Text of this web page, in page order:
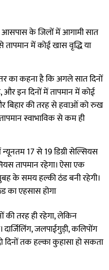
के जिलों में आगामी सात
में कोई खास वृद्धि या
का कहना है कि अगले सात दिनों
इन दिनों में तापमान में कोई
और बिहार की तरह से हवाओं को रुख
स्वाभाविक से कम ही
17 से 19 डिग्री सेल्सियस
तापमान रहेगा। ऐसा एक
के समय हल्की ठंड बनी रहेगी।
का एहसास होगा
की तरह ही रहेगा, लेकिन
जलपाईगुड़ी, कलिपोंग
दिनों तक हल्का कुहासा हो सकता